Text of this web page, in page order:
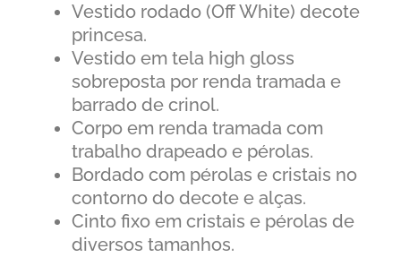
Vestido rodado (Off White) decote
princesa.
Vestido em tela high gloss
sobreposta por renda tramada e
barrado de crinol.
Corpo em renda tramada com
trabalho drapeado e pérolas.
Bordado com pérolas e cristais no
contorno do decote e alças.
Cinto fixo em cristais e pérolas de
diversos tamanhos.